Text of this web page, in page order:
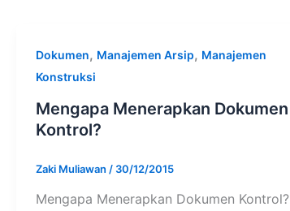
Dokumen, Manajemen Arsip, Manajemen
Konstruksi
Mengapa Menerapkan Dokumen
Kontrol?
Zaki Muliawan / 30/12/2015
Mengapa Menerapkan Dokumen Kontrol?